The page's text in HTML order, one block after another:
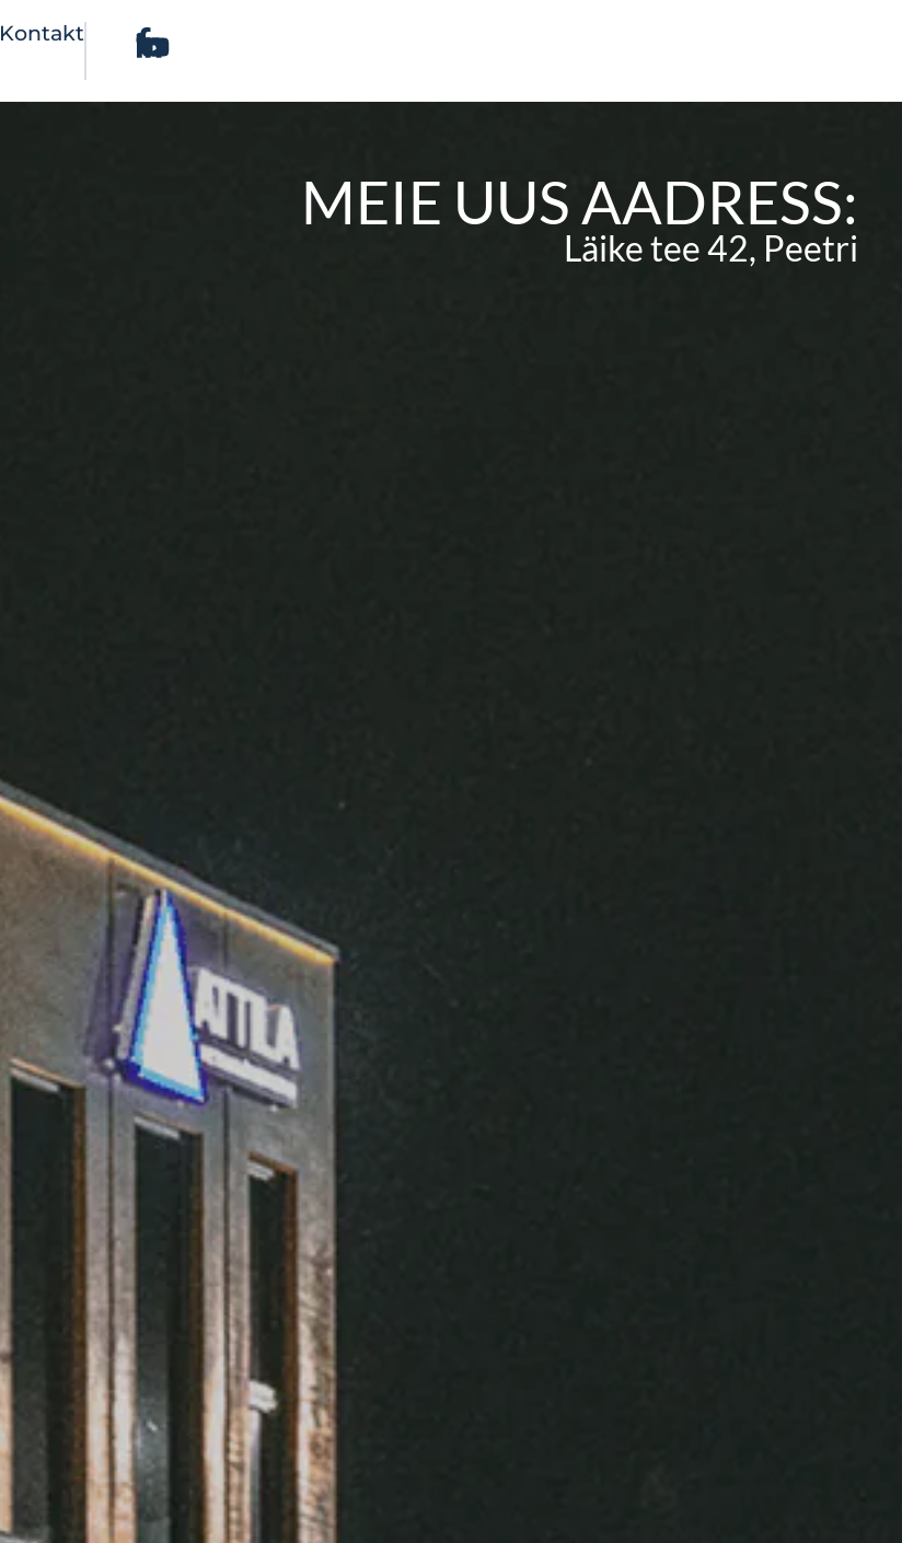
Kontakt
MEIE UUS AADRESS:
Läike tee 42, Peetri